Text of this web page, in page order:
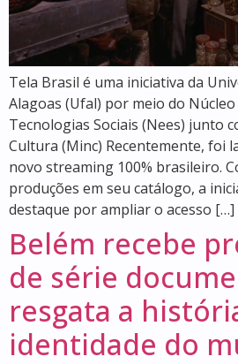
Tela Brasil é uma iniciativa da
Alagoas (Ufal) por meio do Núcleo
Tecnologias Sociais (Nees) junto
Cultura (Minc) Recentemente, foi
novo streaming 100% brasileiro.
produções em seu catálogo, a
destaque por ampliar o acesso […]
Belém recebe
de série
resgata a
identidade do